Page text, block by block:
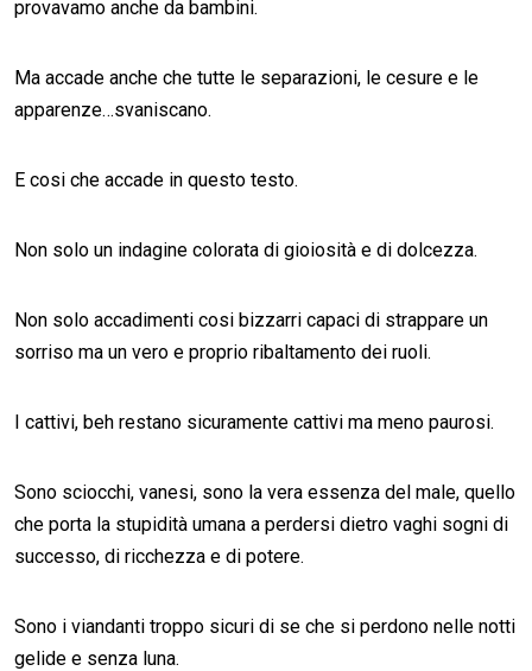
provavamo anche da bambini.
Ma accade anche che tutte le separazioni, le cesure e le
apparenze…svaniscano.
E cosi che accade in questo testo.
Non solo un indagine colorata di gioiosità e di dolcezza.
Non solo accadimenti cosi bizzarri capaci di strappare un
sorriso ma un vero e proprio ribaltamento dei ruoli.
I cattivi, beh restano sicuramente cattivi ma meno paurosi.
Sono sciocchi, vanesi, sono la vera essenza del male, quello
che porta la stupidità umana a perdersi dietro vaghi sogni di
successo, di ricchezza e di potere.
Sono i viandanti troppo sicuri di se che si perdono nelle notti
gelide e senza luna.